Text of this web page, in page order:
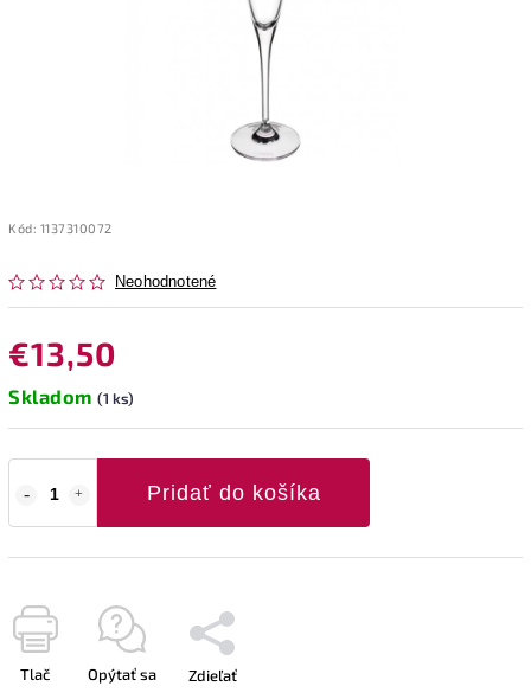
Kód: 1137310072
Neohodnotené
€13,50
Skladom (1 ks)
Pridať do košíka
Tlač Opýtať sa Zdieľať